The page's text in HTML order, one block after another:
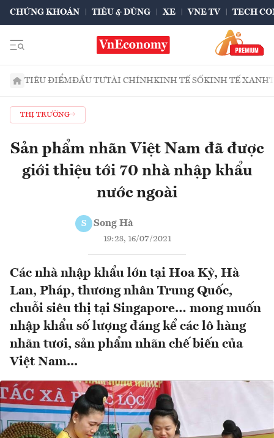
CHỨNG KHOÁN TIÊU & DÙNG XE VNE TV TECH
TIÊU ĐIỂMĐẦU TƯTÀI CHÍNHKINH TẾ SỐKINH TẾ XANH
THỊ TRƯỜNG
Sản phẩm nhãn Việt Nam đã được
giới thiệu tới 70 nhà nhập khẩu
nước ngoài
S Song Hà
19:28, 16/07/2021
Các nhà nhập khẩu lớn tại Hoa Kỳ, Hà
Lan, Pháp, thương nhân Trung Quốc,
chuỗi siêu thị tại Singapore… mong muốn
nhập khẩu số lượng đáng kể các lô hàng
nhãn tươi, sản phẩm nhãn chế biến của
Việt Nam...